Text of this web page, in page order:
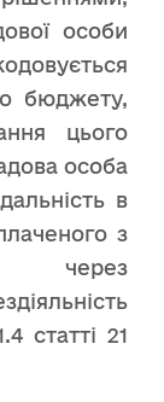
особи
бюджету,
цього
особа
в
з
через
статті 21